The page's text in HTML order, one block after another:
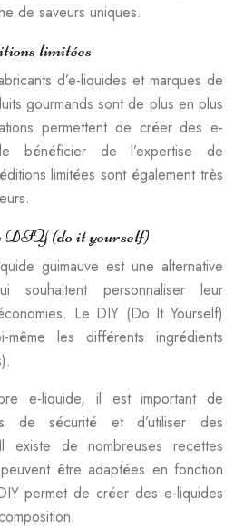
de saveurs uniques.
limitées
d’e-liquides et marques de
gourmands sont de plus en plus
permettent de créer des e-
bénéficier de l’expertise de
limitées sont également très
DIY (do it yourself)
guimauve est une alternative
souhaitent personnaliser leur
Le DIY (Do It Yourself)
les différents ingrédients
e-liquide, il est important de
de sécurité et d’utiliser des
existe de nombreuses recettes
être adaptées en fonction
permet de créer des e-liquides